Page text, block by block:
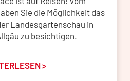
Sie die Möglichkeit das
Landesgartenschau in
zu besichtigen.
>